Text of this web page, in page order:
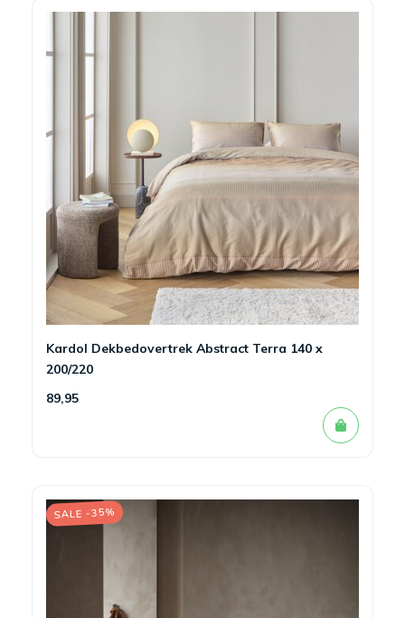
Kardol Dekbedovertrek Abstract Terra 140 x
200/220
89,95
SALE -35%